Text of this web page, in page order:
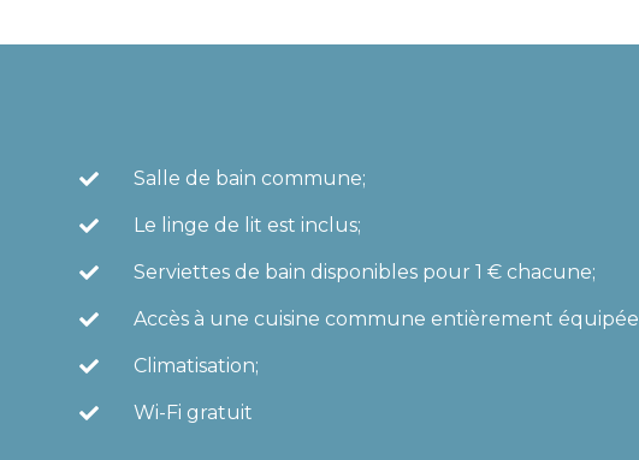
Salle de bain commune;
Le linge de lit est inclus;
Serviettes de bain disponibles pour 1 € chacune;
Accès à une cuisine commune entièrement équipée
Climatisation;
Wi-Fi gratuit